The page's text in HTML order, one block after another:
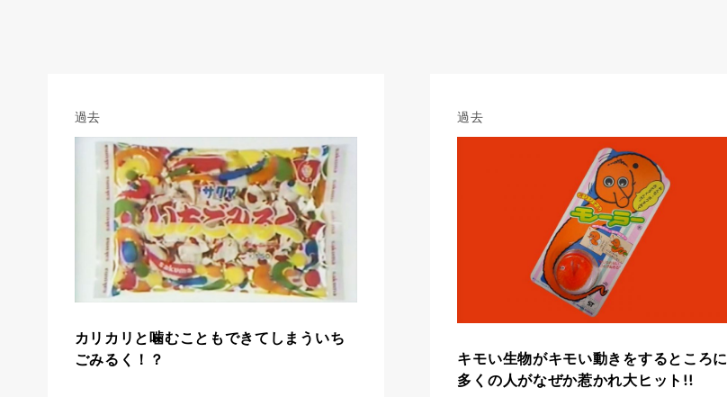
過去
カリカリと噛むこともできてしまういち
ごみるく！？
過去
キモい生物がキモい動きをするところに
多くの人がなぜか惹かれ大ヒット!!